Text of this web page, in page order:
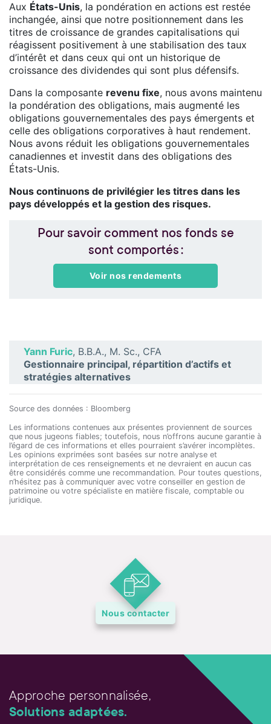
Aux États-Unis, la pondération en actions est restée
inchangée, ainsi que notre positionnement dans les
titres de croissance de grandes capitalisations qui
réagissent positivement à une stabilisation des taux
d’intérêt et dans ceux qui ont un historique de
croissance des dividendes qui sont plus défensifs.
Dans la composante revenu fixe, nous avons maintenu
la pondération des obligations, mais augmenté les
obligations gouvernementales des pays émergents et
celle des obligations corporatives à haut rendement.
Nous avons réduit les obligations gouvernementales
canadiennes et investit dans des obligations des
États-Unis.
Nous continuons de privilégier les titres dans les
pays développés et la gestion des risques.
Pour savoir comment nos fonds se
sont comportés :
Voir nos rendements
Yann Furic, B.B.A., M. Sc., CFA
Gestionnaire principal, répartition d’actifs et
stratégies alternatives
Source des données : Bloomberg
Les informations contenues aux présentes proviennent de sources
que nous jugeons fiables; toutefois, nous n’offrons aucune garantie à
l’égard de ces informations et elles pourraient s’avérer incomplètes.
Les opinions exprimées sont basées sur notre analyse et
interprétation de ces renseignements et ne devraient en aucun cas
être considérés comme une recommandation. Pour toutes questions,
n’hésitez pas à communiquer avec votre conseiller en gestion de
patrimoine ou votre spécialiste en matière fiscale, comptable ou
juridique.
Nous contacter
Approche personnalisée,
Solutions adaptées.